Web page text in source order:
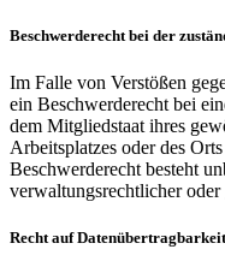
Beschwerderecht bei der
Im Falle von Verstößen
ein Beschwerderecht bei
dem Mitgliedstaat ihres
Arbeitsplatzes oder des
Beschwerderecht besteht
verwaltungsrechtlicher
Recht auf Datenübertragbarkeit